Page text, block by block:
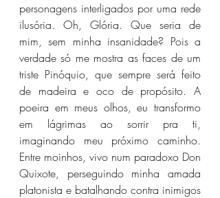
personagens interligados por uma rede
ilusória. Oh, Glória. Que seria de
mim, sem minha insanidade? Pois a
verdade só me mostra as faces de um
triste Pinóquio, que sempre será feito
de madeira e oco de propósito. A
poeira em meus olhos, eu transformo
em lágrimas ao sorrir pra ti,
imaginando meu próximo caminho.
Entre moinhos, vivo num paradoxo Don
Quixote, perseguindo minha amada
platonista e batalhando contra inimigos